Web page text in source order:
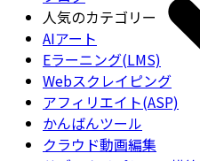
人気のカテゴリー
AIアート
Eラーニング(LMS)
Webスクレイピング
アフィリエイト(ASP)
かんばんツール
クラウド動画編集